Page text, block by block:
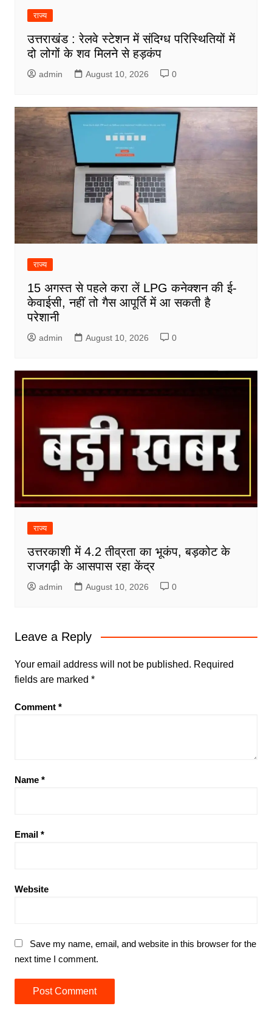
राज्य
उत्तराखंड : रेलवे स्टेशन में संदिग्ध परिस्थितियों में
दो लोगों के शव मिलने से हड़कंप
admin August 10, 2026 0
राज्य
15 अगस्त से पहले करा लें LPG कनेक्शन की ई-
केवाईसी, नहीं तो गैस आपूर्ति में आ सकती है
परेशानी
admin August 10, 2026 0
राज्य
उत्तरकाशी में 4.2 तीव्रता का भूकंप, बड़कोट के
राजगढ़ी के आसपास रहा केंद्र
admin August 10, 2026 0
Leave a Reply
Your email address will not be published. Required
fields are marked *
Comment *
Name *
Email *
Website
Save my name, email, and website in this browser for the
next time I comment.